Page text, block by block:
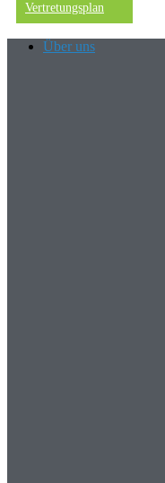
Vertretungsplan
Über uns